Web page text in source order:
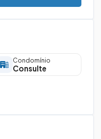
Condomínio
Consulte